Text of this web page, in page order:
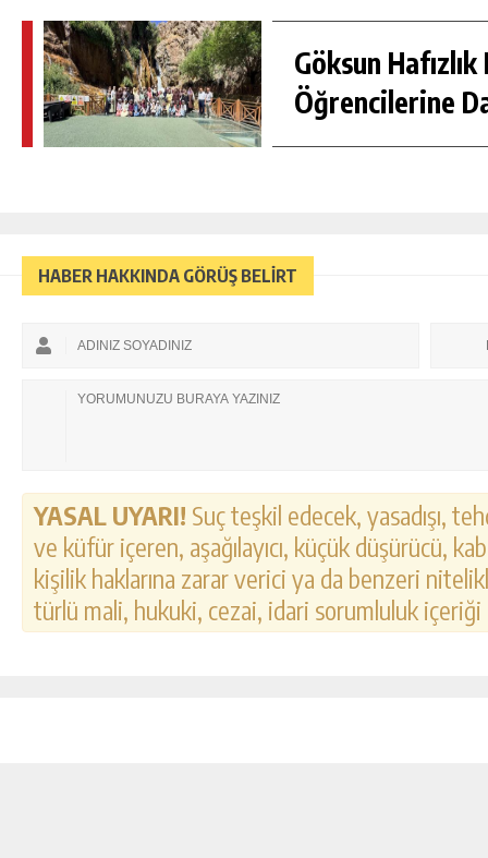
Göksun Hafızlık
Öğrencilerine
HABER HAKKINDA GÖRÜŞ BELİRT
YASAL UYARI! Suç teşkil edecek, yasadışı,
ve küfür içeren, aşağılayıcı, küçük düşürücü,
kişilik haklarına zarar verici ya da benzeri
türlü mali, hukuki, cezai, idari sorumluluk
GÜNLÜK HABER AKIŞI